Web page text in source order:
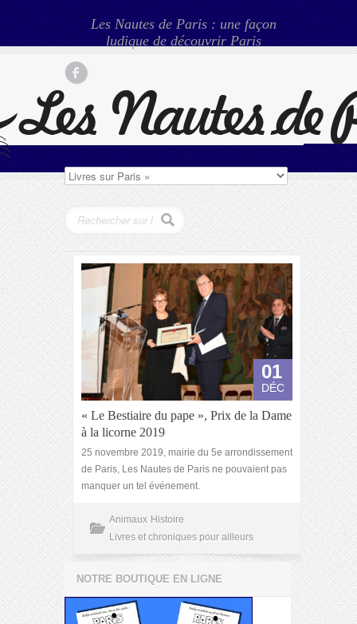
Les Nautes de Paris : une façon
ludique de découvrir Paris
01
DÉC
« Le Bestiaire du pape », Prix de la Dame
à la licorne 2019
25 novembre 2019, mairie du 5e arrondissement
de Paris, Les Nautes de Paris ne pouvaient pas
manquer un tel événement.
Animaux Histoire
Livres et chroniques pour ailleurs
NOTRE BOUTIQUE EN LIGNE